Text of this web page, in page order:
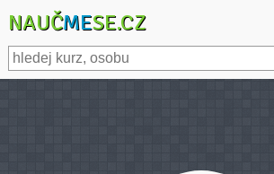
NAUČMESE.CZ